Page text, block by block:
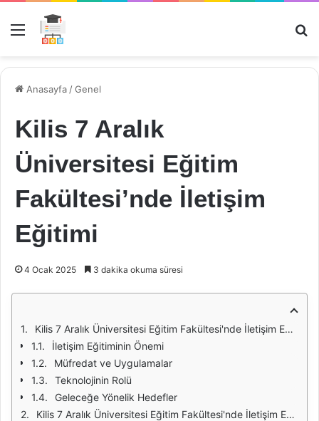
Menü
Anasayfa /Genel
Kilis 7 Aralık
Üniversitesi Eğitim
Fakültesi’nde İletişim
Eğitimi
4 Ocak 2025 3 dakika okuma süresi
Kilis 7 Aralık Üniversitesi Eğitim Fakültesi'nde İletişim Eğitimi
İletişim Eğitiminin Önemi
Müfredat ve Uygulamalar
Teknolojinin Rolü
Geleceğe Yönelik Hedefler
Kilis 7 Aralık Üniversitesi Eğitim Fakültesi'nde İletişim Eğitimi